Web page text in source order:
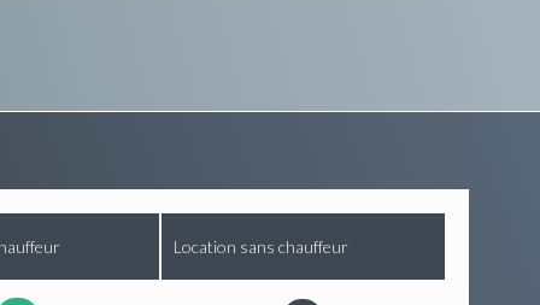
Location sans chauffeur